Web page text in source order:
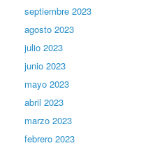
septiembre 2023
agosto 2023
julio 2023
junio 2023
mayo 2023
abril 2023
marzo 2023
febrero 2023